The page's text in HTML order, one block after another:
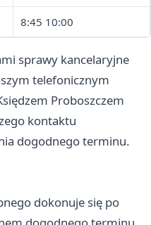
8:45 10:00
sprawy kancelaryjne
telefonicznym
Proboszczem
kontaktu
dogodnego terminu.
dokonuje się po